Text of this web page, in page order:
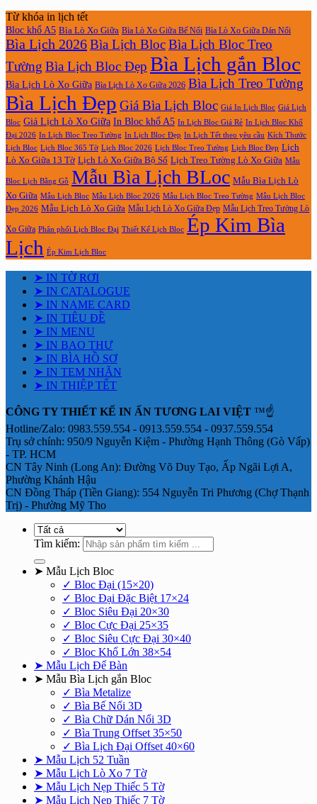
Từ khóa in lịch tết
Bloc khổ A5 Bìa Lò Xo Giữa Bìa Lò Xo Giữa Bế Nổi Bìa Lò Xo Giữa Dán Nổi
Bìa Lịch 2026Bìa Lịch BlocBìa Lịch Bloc Treo
Tường Bìa Lịch Bloc Đẹp Bìa Lịch gắn Bloc
Bìa Lịch Lò Xo Giữa Bìa Lịch Lò Xo Giữa 2026 Bìa Lịch Treo Tường
Bìa Lịch Đẹp Giá Bìa Lịch Bloc Giá In Lịch Bloc Giá Lịch
Bloc Giá Lịch Lò Xo Giữa In Bloc khổ A5 In Lịch Bloc Giá Rẻ In Lịch Bloc Khổ
Đại 2026 In Lịch Bloc Treo Tường In Lịch Bloc Đẹp In Lịch Tết theo yêu cầu Kích Thước
Lịch Bloc Lịch Bloc 365 Tờ Lịch Bloc 2026 Lịch Bloc Treo Tường Lịch Bloc Đẹp Lịch
Lò Xo Giữa 13 Tờ Lịch Lò Xo Giữa Bộ Số Lịch Treo Tường Lò Xo Giữa Mẫu
Bloc Lịch Bằng Gỗ Mẫu Bìa Lịch BLoc Mẫu Bìa Lịch Lò
Xo Giữa Mẫu Lịch Bloc Mẫu Lịch Bloc 2026 Mẫu Lịch Bloc Treo Tường Mẫu Lịch Bloc
Đẹp 2026 Mẫu Lịch Lò Xo Giữa Mẫu Lịch Lò Xo Giữa Đẹp Mẫu Lịch Treo Tường Lò
Xo Giữa Phân phối Lịch Bloc Đại Thiết Kế Lịch Bloc Ép Kim Bìa
Lịch Ép Kim Lịch Bloc
➤ IN TỜ RƠI
➤ IN CATALOGUE
➤ IN NAME CARD
➤ IN TIÊU ĐỀ
➤ IN MENU
➤ IN BAO THƯ
➤ IN BÌA HỒ SƠ
➤ IN TEM NHÃN
➤ IN THIỆP TẾT
CÔNG TY THIẾT KẾ IN ẤN TƯƠNG LAI VIỆT ™☝️
Hotline/Zalo: 0983.559.554 - 0913.559.554 - 0937.559.554
Trụ sở chính: 950/9 Nguyễn Kiệm - Phường Hạnh Thông (Gò Vấp)
- TP. HCM
CN Tây Ninh (Long An): Đường Võ Duy Tạo, Ấp Ngãi Lợi A,
Phường Khánh Hậu
CN Đồng Tháp (Tiền Giang): 554 Nguyễn Tri Phương (Chợ Thạnh
Trị) - Phường Mỹ Tho
Tìm kiếm:
➤ Mẫu Lịch Bloc
✓ Bloc Đại (15×20)
✓ Bloc Đại Đặc Biệt 17×24
✓ Bloc Siêu Đại 20×30
✓ Bloc Cực Đại 25×35
✓ Bloc Siêu Cực Đại 30×40
✓ Bloc Khổ Lớn 38×54
➤ Mẫu Lịch Để Bàn
➤ Mẫu Bìa Lịch gắn Bloc
✓ Bìa Metalize
✓ Bìa Bế Nổi 3D
✓ Bìa Chữ Dán Nổi 3D
✓ Bìa Trung Offset 35×50
✓ Bìa Lịch Đại Offset 40×60
➤ Mẫu Lịch 52 Tuần
➤ Mẫu Lịch Lò Xo 7 Tờ
➤ Mẫu Lịch Nẹp Thiếc 5 Tờ
➤ Mẫu Lịch Nẹp Thiếc 7 Tờ